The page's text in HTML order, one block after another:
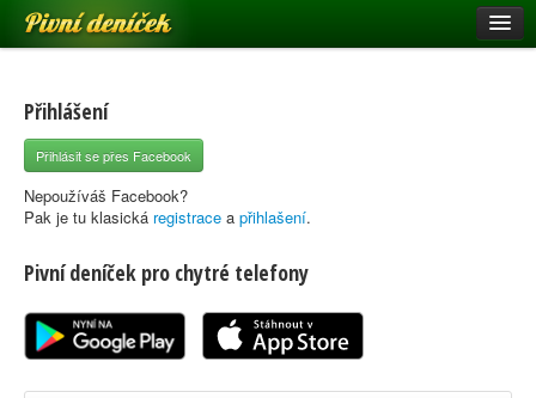
Pivní deníček
Pivní mapa
Pivní značky
Nápověda
Registrace
Přihlášení
Přihlásit se přes Facebook
Nepoužíváš Facebook?
Pak je tu klasická registrace a přihlašení.
Pivní deníček pro chytré telefony